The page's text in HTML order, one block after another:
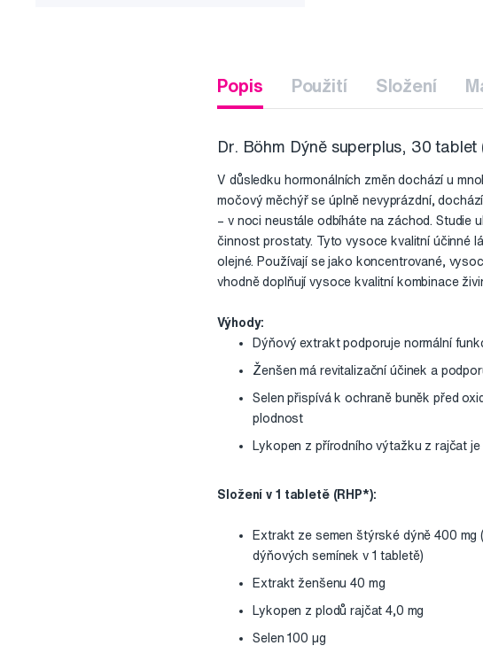
Popis Použití Složení
Dr. Böhm Dýně superplus, 30
V důsledku hormonálních změn dochází u
močový měchýř se úplně nevyprázdní,
– v noci neustále odbíháte na záchod. Studie
činnost prostaty. Tyto vysoce kvalitní účinné
olejné. Používají se jako koncentrované,
vhodně doplňují vysoce kvalitní kombinace
Výhody:
Dýňový extrakt podporuje normální
Ženšen má revitalizační účinek a
Selen přispívá k ochraně buněk před
plodnost
Lykopen z přírodního výtažku z rajčat
Složení v 1 tabletě (RHP*):
Extrakt ze semen štýrské dýně 400 mg
dýňových semínek v 1 tabletě)
Extrakt ženšenu 40 mg
Lykopen z plodů rajčat 4,0 mg
Selen 100 µg